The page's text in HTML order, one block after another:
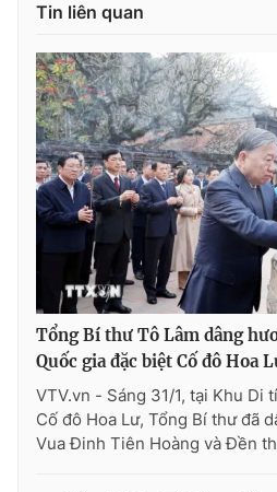
Tin liên quan
Tổng Bí thư Tô Lâm dâng
Quốc gia đặc biệt Cố đô Hoa
VTV.vn - Sáng 31/1, tại Khu Di
Cố đô Hoa Lư, Tổng Bí thư đã
Vua Đinh Tiên Hoàng và Đền